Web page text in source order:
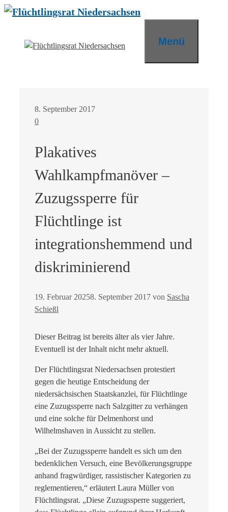
Zum
Menü
8. September 2017
0
Plakatives
Wahlkampfmanöver –
Zuzugssperre für
Flüchtlinge ist
integrationshemmend und
diskriminierend
19. Februar 20258. September 2017 von Sascha
Schießl
Dieser Beitrag ist bereits älter als vier Jahre.
Eventuell ist der Inhalt nicht mehr aktuell.
Der Flüchtlingsrat Niedersachsen protestiert
gegen die heutige Entscheidung der
niedersächsischen Staatskanzlei, für Flüchtlinge
eine Zuzugssperre nach Salzgitter zu verhängen
und eine solche für Delmenhorst und
Wilhelmshaven in Aussicht zu stellen.
„Bei der Zuzugssperre handelt es sich um den
bedenklichen Versuch, eine Bevölkerungsgruppe
anhand fragwürdiger, rassistischer Kategorien zu
reglementieren,“ erläutert Laura Müller von
Flüchtlingsrat. „Diese Zuzugssperre suggeriert,